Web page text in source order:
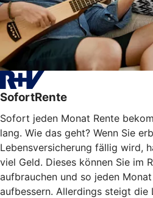
SofortRente
Sofort jeden Monat Rente
lang. Wie das geht? Wenn Sie
Lebensversicherung fällig wird,
viel Geld. Dieses können Sie im
aufbrauchen und so jeden
aufbessern. Allerdings steigt die